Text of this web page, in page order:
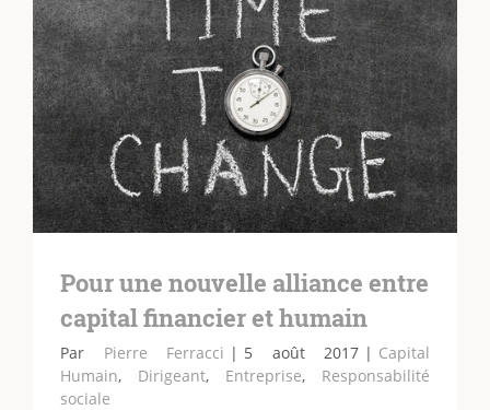
Pour une nouvelle alliance entre
capital financier et humain
Par Pierre Ferracci | 5 août 2017 | Capital
Humain, Dirigeant, Entreprise, Responsabilité
sociale